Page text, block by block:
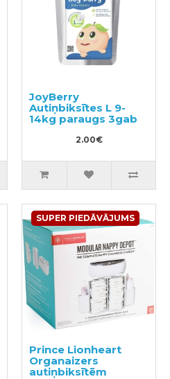
JoyBerry
Autiņbiksītes L 9-
14kg paraugs 3gab
2.00€
SUPER PIEDĀVĀJUMS
Prince Lionheart
Organaizers
autiņbiksītēm